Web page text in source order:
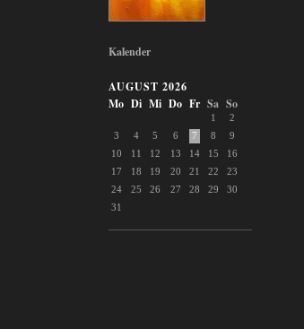
Kalender
AUGUST 2026
Mo Di Mi Do Fr Sa So
1
2
3
4 5 6 7 8
9
10
11 12 13 14 15
16
17
18 19 20 21 22
23
24
25 26 27 28 29
30
31